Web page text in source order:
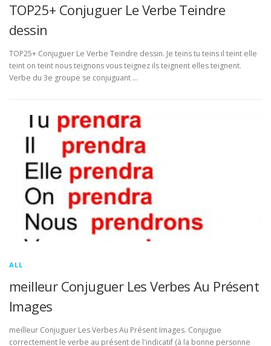
TOP25+ Conjuguer Le Verbe Teindre
dessin
TOP25+ Conjuguer Le Verbe Teindre dessin. Je teins tu teins il teint elle
teint on teint nous teignons vous teignez ils teignent elles teignent.
Verbe du 3e groupe se conjuguant …
ALL
meilleur Conjuguer Les Verbes Au Présent
Images
meilleur Conjuguer Les Verbes Au Présent Images. Conjugue
correctement le verbe au présent de l'indicatif (à la bonne personne